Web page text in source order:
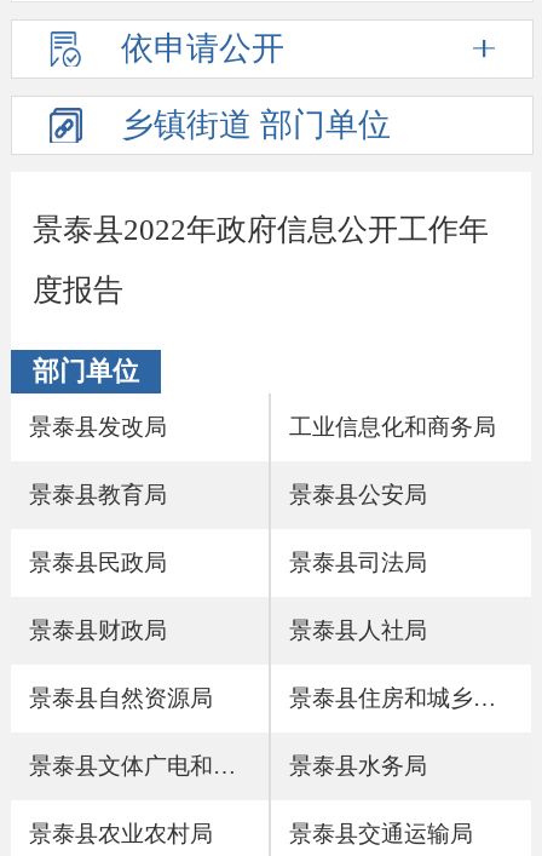
依申请公开
乡镇街道 部门单位
景泰县2022年政府信息公开工作年
度报告
部门单位
景泰县发改局 工业信息化和商务局
景泰县教育局 景泰县公安局
景泰县民政局 景泰县司法局
景泰县财政局 景泰县人社局
景泰县自然资源局 景泰县住房和城乡建设局
景泰县文体广电和旅游局 景泰县水务局
景泰县农业农村局 景泰县交通运输局